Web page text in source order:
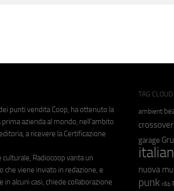
punti vendita Coop, ha ottenuto la
prima azienda al mondo, nell'ambito
a ricevere la Certificazione
Radiocoop vanta un
che viene inviato in redazione, e
in alcuni casi, chiede collaborazione
TAG CLOUD
ambient
crossover
garage
nuova
punk r&b